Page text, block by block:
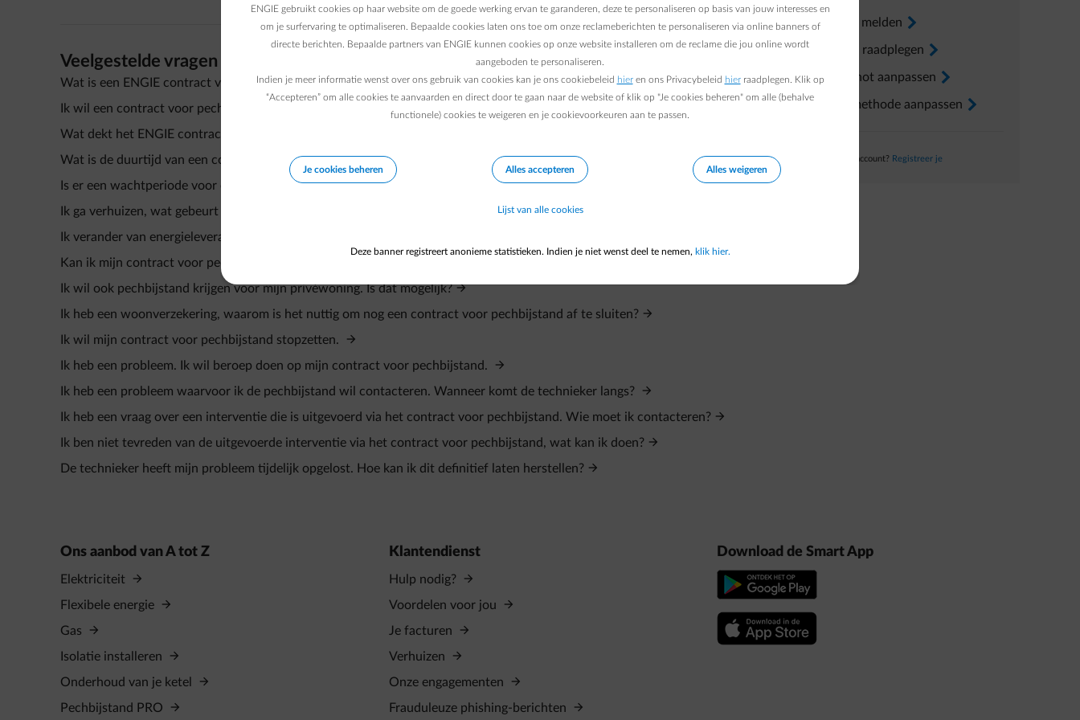
Veelgestelde vragen
Wat is een ENGIE contract voor pechbijstand?
Ik wil een contract voor pechbijstand afsluiten.
Wat dekt het ENGIE contract voor pechbijstand?
Wat is de duurtijd van een contract voor pechbijstand?
Is er een wachtperiode voor een interventie als ik een contract voor pechbijstand heb afgesloten?
Ik ga verhuizen, wat gebeurt er met mijn contract voor pechbijstand?
Ik verander van energieleverancier, wat gebeurt er met mijn contract voor pechbijstand?
Kan ik mijn contract voor pechbijstand online beheren?
Ik wil ook pechbijstand krijgen voor mijn privéwoning. Is dat mogelijk?
Ik heb een woonverzekering, waarom is het nuttig om nog een contract voor pechbijstand af te sluiten?
Ik wil mijn contract voor pechbijstand stopzetten.
Ik heb een probleem. Ik wil beroep doen op mijn contract voor pechbijstand.
Ik heb een probleem waarvoor ik de pechbijstand wil contacteren. Wanneer komt de technieker langs?
Ik heb een vraag over een interventie die is uitgevoerd via het contract voor pechbijstand. Wie moet ik contacteren?
Ik ben niet tevreden van de uitgevoerde interventie via het contract voor pechbijstand, wat kan ik doen?
De technieker heeft mijn probleem tijdelijk opgelost. Hoe kan ik dit definitief laten herstellen?
Verhuis melden arrow-right
Factuur raadplegen arrow-right
Voorschot aanpassen arrow-right
Betaalmethode aanpassen arrow-right
Nog geen account? Registreer je
Ons aanbod van A tot Z
Elektriciteit
Flexibele energie
Gas
Isolatie installeren
Onderhoud van je ketel
Pechbijstand PRO
Klantendienst
Hulp nodig?
Voordelen voor jou
Je facturen
Verhuizen
Onze engagementen
Frauduleuze phishing-berichten
Download de Smart App
ENGIE gebruikt cookies op haar website om de goede werking ervan te garanderen, deze te personaliseren op basis van jouw interesses en
om je surfervaring te optimaliseren. Bepaalde cookies laten ons toe om onze reclameberichten te personaliseren via online banners of
directe berichten. Bepaalde partners van ENGIE kunnen cookies op onze website installeren om de reclame die jou online wordt
aangeboden te personaliseren.
Indien je meer informatie wenst over ons gebruik van cookies kan je ons cookiebeleid hieren ons Privacybeleid hierraadplegen. Klik op
“Accepteren” om alle cookies te aanvaarden en direct door te gaan naar de website of klik op "Je cookies beheren" om alle (behalve
functionele) cookies te weigeren en je cookievoorkeuren aan te passen.
Je cookies beheren Alles accepteren Alles weigeren
Lijst van alle cookies
Deze banner registreert anonieme statistieken. Indien je niet wenst deel te nemen, klik hier.